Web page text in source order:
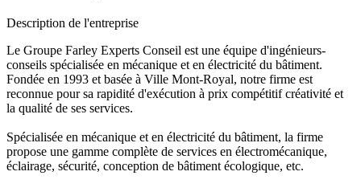
Description de l'entreprise
Le Groupe Farley Experts Conseil est une équipe d'ingénieurs-
conseils spécialisée en mécanique et en électricité du bâtiment.
Fondée en 1993 et basée à Ville Mont-Royal, notre firme est
reconnue pour sa rapidité d'exécution à prix compétitif créativité et
la qualité de ses services.
Spécialisée en mécanique et en électricité du bâtiment, la firme
propose une gamme complète de services en électromécanique,
éclairage, sécurité, conception de bâtiment écologique, etc.